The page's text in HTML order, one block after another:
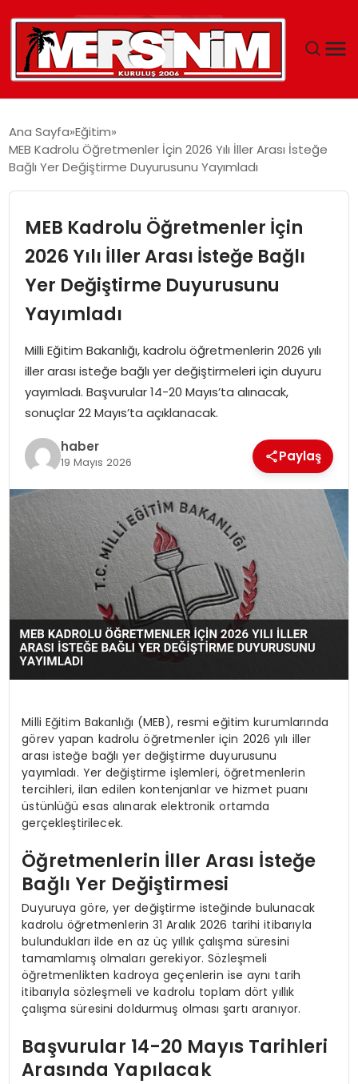
YAŞAM
EĞITIM
SPOR
EKONOMI
MAGAZIN
DÜNYA
OTOMOBIL
Ana Sayfa Eğitim
MEB Kadrolu Öğretmenler İçin 2026 Yılı İller Arası İsteğe
Bağlı Yer Değiştirme Duyurusunu Yayımladı
MEB Kadrolu Öğretmenler İçin
2026 Yılı İller Arası İsteğe Bağlı
Yer Değiştirme Duyurusunu
Yayımladı
Milli Eğitim Bakanlığı, kadrolu öğretmenlerin 2026 yılı
iller arası isteğe bağlı yer değiştirmeleri için duyuru
yayımladı. Başvurular 14-20 Mayıs’ta alınacak,
sonuçlar 22 Mayıs’ta açıklanacak.
haber
19 Mayıs 2026 Paylaş
Milli Eğitim Bakanlığı (MEB), resmi eğitim kurumlarında
görev yapan kadrolu öğretmenler için 2026 yılı iller
arası isteğe bağlı yer değiştirme duyurusunu
yayımladı. Yer değiştirme işlemleri, öğretmenlerin
tercihleri, ilan edilen kontenjanlar ve hizmet puanı
üstünlüğü esas alınarak elektronik ortamda
gerçekleştirilecek.
Öğretmenlerin İller Arası İsteğe
Bağlı Yer Değiştirmesi
Duyuruya göre, yer değiştirme isteğinde bulunacak
kadrolu öğretmenlerin 31 Aralık 2026 tarihi itibarıyla
bulundukları ilde en az üç yıllık çalışma süresini
tamamlamış olmaları gerekiyor. Sözleşmeli
öğretmenlikten kadroya geçenlerin ise aynı tarih
itibarıyla sözleşmeli ve kadrolu toplam dört yıllık
çalışma süresini doldurmuş olması şartı aranıyor.
Başvurular 14-20 Mayıs Tarihleri
Arasında Yapılacak